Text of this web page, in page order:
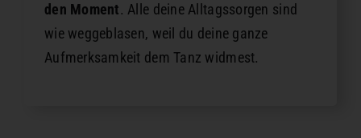
den Moment. Alle deine Alltagssorgen sind
wie weggeblasen, weil du deine ganze
Aufmerksamkeit dem Tanz widmest.